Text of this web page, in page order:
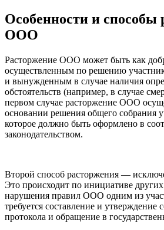
Особенности и способы
ООО
Расторжение ООО может быть как
осуществленным по решению
и вынужденным в случае наличия
обстоятельств (например, в случае
первом случае расторжение ООО
основании решения общего собрания
которое должно быть оформлено в
законодательством.
Второй способ расторжения —
Это происходит по инициативе других
нарушения правил ООО одним из
требуется составление и утверждение
протокола и обращение в